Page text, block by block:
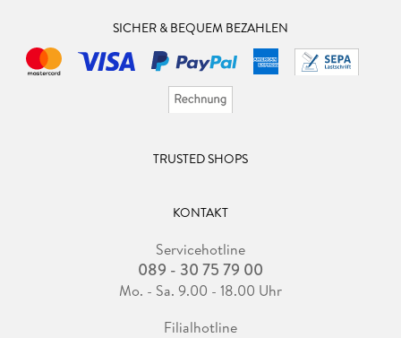
SICHER & BEQUEM BEZAHLEN
TRUSTED SHOPS
KONTAKT
Servicehotline
089 - 30 75 79 00
Mo. - Sa. 9.00 - 18.00 Uhr
Filialhotline